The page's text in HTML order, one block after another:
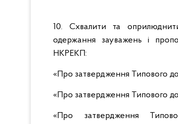
10. Схвалити та
одержання зауважень і
НКРЕКП:
«Про затвердження Типового
«Про затвердження Типового
«Про затвердження